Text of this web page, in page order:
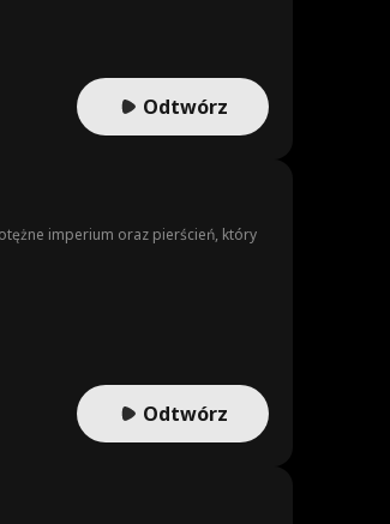
Odtwórz
imperium oraz pierścień, który
Odtwórz